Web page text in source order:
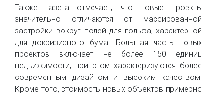
Также газета отмечает, что новые проекты
значительно отличаются от массированной
застройки вокруг полей для гольфа, характерной
для докризисного бума. Большая часть новых
проектов включает не более 150 единиц
недвижимости, при этом характеризуются более
современным дизайном и высоким качеством.
Кроме того, стоимость новых объектов примерно